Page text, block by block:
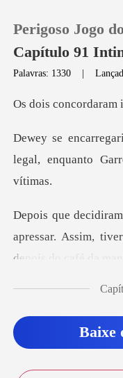
Loja
Histórico
Sair
Perigoso Jogo
Capítulo 91
Palavras: 1330 |
daram
legal, enquanto
apressar. Assim,
e, o
Baixe